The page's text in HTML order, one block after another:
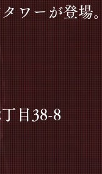
ワーが登場。
目38-8